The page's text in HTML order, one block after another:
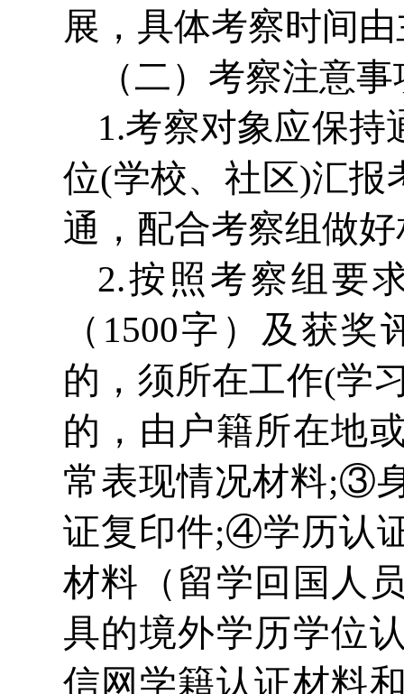
展，具体考察时间
（二）考察注意事
1.考察对象应保
位(学校、社区)汇报
通，配合考察组做
2.按照考察组要
（1500字）及获
的，须所在工作(学
的，由户籍所在地
常表现情况材料;③
证复印件;④学历认
材料（留学回国人
具的境外学历学位
信网学籍认证材料